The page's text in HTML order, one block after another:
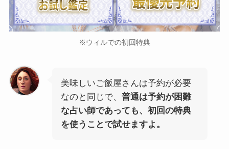
※ウィルでの初回特典
美味しいご飯屋さんは予約が必要
なのと同じで、 普通は予約が困難
な占い師であっても、初回の特典
を使うことで試せますよ。